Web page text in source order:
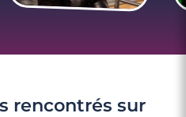
rencontrés sur